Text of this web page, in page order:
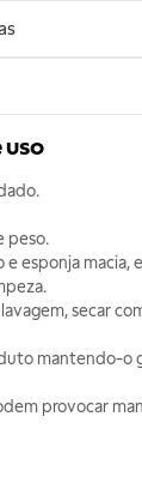
uso
peso.
e esponja
secar
mantendo-o
provocar